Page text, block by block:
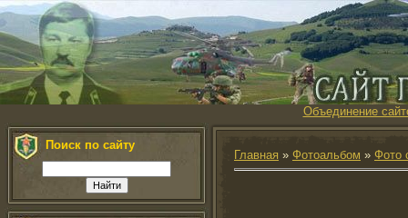
Объединение
Поиск по сайту
Главная » Фотоальбом » Фото